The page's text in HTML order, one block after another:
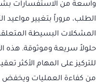
واسعة من الاستفسارات
الطلب، مروراً بتغيير مواعيد
المشكلات البسيطة
حلولاً سريعة وموثوقة. هذه
للتركيز على المهام الأكثر
من كفاءة العمليات ويخفض